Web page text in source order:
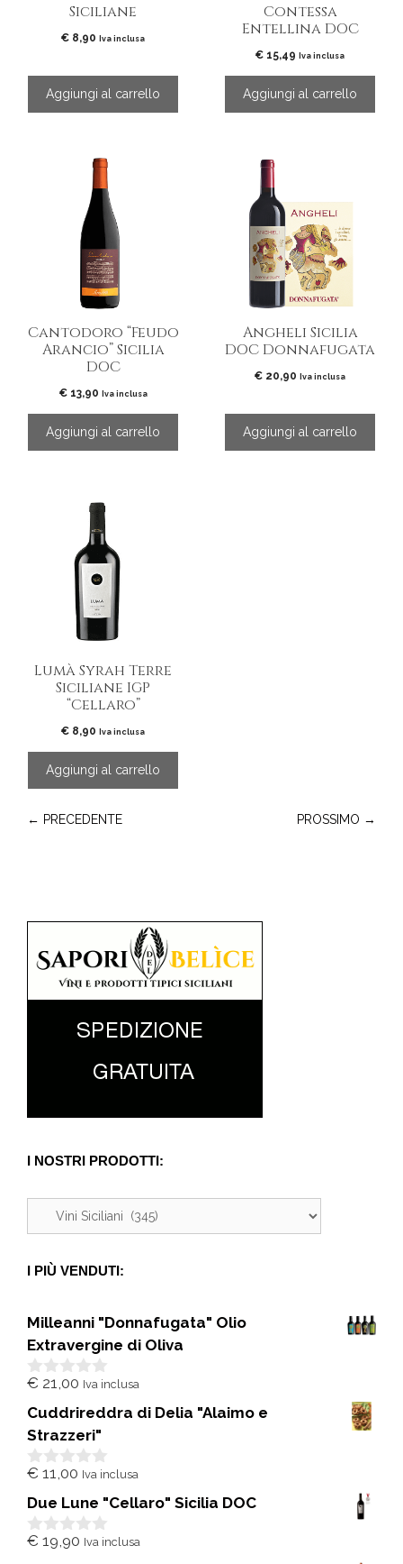
Siciliane
€ 8,90 Iva inclusa
Aggiungi al carrello
Contessa
Entellina DOC
€ 15,49 Iva inclusa
Aggiungi al carrello
Cantodoro “Feudo
Arancio” Sicilia
DOC
€13,90 Iva inclusa
Aggiungi al carrello
Angheli Sicilia
DOC Donnafugata
€ 20,90 Iva inclusa
Aggiungi al carrello
Lumà Syrah Terre
Siciliane IGP
“Cellaro”
€ 8,90 Iva inclusa
Aggiungi al carrello
← PRECEDENTE PROSSIMO →
I NOSTRI PRODOTTI:
I PIÙ VENDUTI:
Milleanni "Donnafugata" Olio
Extravergine di Oliva
0
u
5
€ 21,00 Iva inclusa
Cuddrireddra di Delia "Alaimo e
Strazzeri"
0
u
5
€ 11,00 Iva inclusa
Due Lune "Cellaro" Sicilia DOC
0
€ 19,90 Iva inclusa